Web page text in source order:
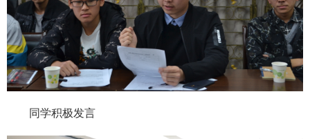
同学积极发言